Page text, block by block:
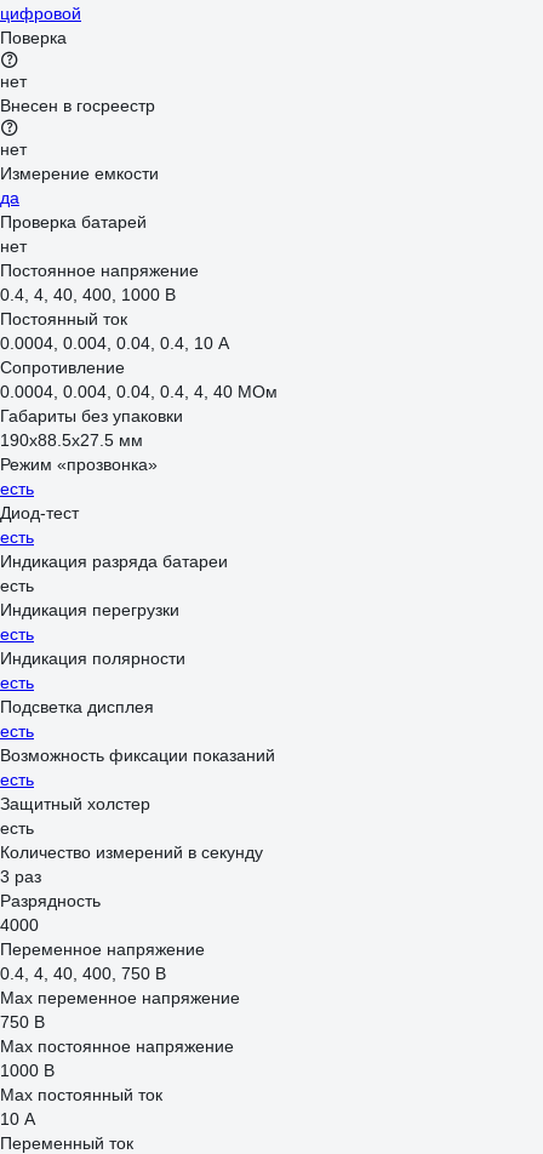
цифровой
Поверка
нет
Внесен в госреестр
нет
Измерение емкости
да
Проверка батарей
нет
Постоянное напряжение
0.4, 4, 40, 400, 1000 В
Постоянный ток
0.0004, 0.004, 0.04, 0.4, 10 А
Сопротивление
0.0004, 0.004, 0.04, 0.4, 4, 40 МОм
Габариты без упаковки
190x88.5x27.5 мм
Режим «прозвонка»
есть
Диод-тест
есть
Индикация разряда батареи
есть
Индикация перегрузки
есть
Индикация полярности
есть
Подсветка дисплея
есть
Возможность фиксации показаний
есть
Защитный холстер
есть
Количество измерений в секунду
3 раз
Разрядность
4000
Переменное напряжение
0.4, 4, 40, 400, 750 В
Max переменное напряжение
750 В
Max постоянное напряжение
1000 В
Max постоянный ток
10 А
Переменный ток